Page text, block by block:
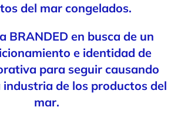
del mar congelados.
BRANDED en busca de un
e identidad de
para seguir causando
de los productos del
mar.